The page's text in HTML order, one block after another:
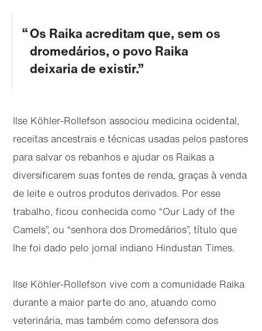
Os Raika acreditam que, sem os
dromedários, o povo Raika
deixaria de existir.
Ilse Köhler-Rollefson associou medicina ocidental,
receitas ancestrais e técnicas usadas pelos pastores
para salvar os rebanhos e ajudar os Raikas a
diversificarem suas fontes de renda, graças à venda
de leite e outros produtos derivados. Por esse
trabalho, ficou conhecida como “Our Lady of the
Camels”, ou “senhora dos Dromedários”, título que
lhe foi dado pelo jornal indiano Hindustan Times.
Ilse Köhler-Rollefson vive com a comunidade Raika
durante a maior parte do ano, atuando como
veterinária, mas também como defensora dos